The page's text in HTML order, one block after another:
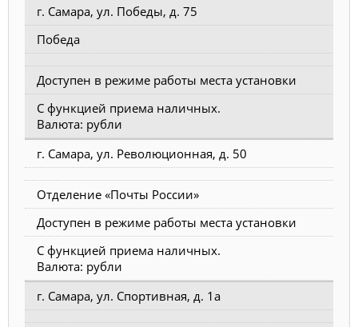
г. Самара, ул. Победы, д. 75
Победа
Доступен в режиме работы места установки
С функцией приема наличных.
Валюта: рубли
г. Самара, ул. Революционная, д. 50
Отделение «Почты России»
Доступен в режиме работы места установки
С функцией приема наличных.
Валюта: рубли
г. Самара, ул. Спортивная, д. 1а